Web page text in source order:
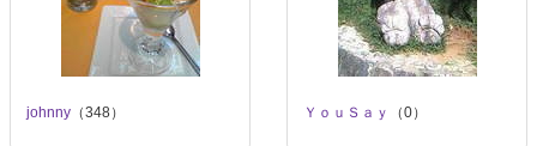
johnny （348） ＹｏｕＳａｙ （0）